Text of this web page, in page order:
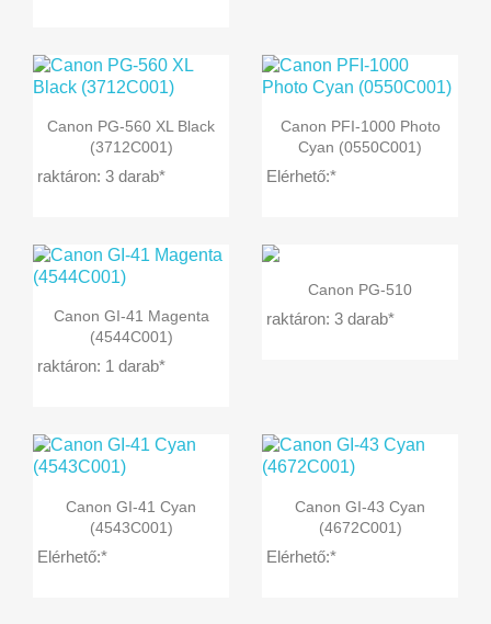
 Előnézet
Canon PG-560 XL Black
(3712C001)
raktáron: 3 darab*
 Előnézet
Canon PFI-1000 Photo
Cyan (0550C001)
Elérhető:*
 Előnézet
Canon GI-41 Magenta
(4544C001)
raktáron: 1 darab*
 Előnézet
Canon PG-510
raktáron: 3 darab*
 Előnézet
Canon GI-41 Cyan
(4543C001)
Elérhető:*
 Előnézet
Canon GI-43 Cyan
(4672C001)
Elérhető:*